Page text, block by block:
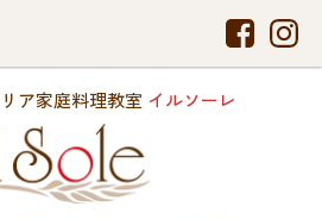
ア家庭料理教室 イルソーレ